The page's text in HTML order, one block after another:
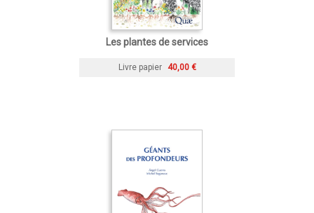
Les plantes de services
Livre papier 40,00 €